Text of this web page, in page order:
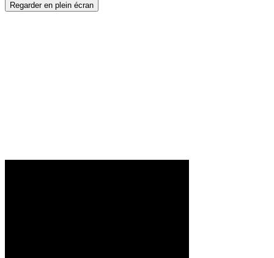
Regarder en plein écran